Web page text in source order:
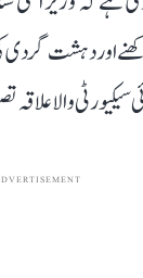
رکھنے اور دہشت
سیکیورٹی والا علاقہ